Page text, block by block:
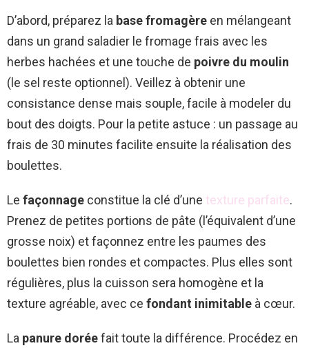
D’abord, préparez la base fromagère en mélangeant
dans un grand saladier le fromage frais avec les
herbes hachées et une touche de poivre du moulin
(le sel reste optionnel). Veillez à obtenir une
consistance dense mais souple, facile à modeler du
bout des doigts. Pour la petite astuce : un passage au
frais de 30 minutes facilite ensuite la réalisation des
boulettes.
Le façonnage constitue la clé d’une texture parfaite.
Prenez de petites portions de pâte (l’équivalent d’une
grosse noix) et façonnez entre les paumes des
boulettes bien rondes et compactes. Plus elles sont
régulières, plus la cuisson sera homogène et la
texture agréable, avec ce fondant inimitable à cœur.
La panure doréefait toute la différence. Procédez en